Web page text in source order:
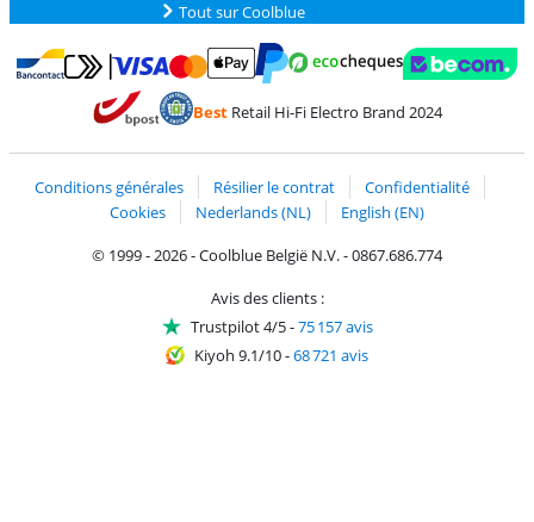
Tout sur Coolblue
Payer avec Bancontact
Payer avec MasterCard et Visa via ClickToPay
BestRetail Hi-Fi Electro Brand 2024
Conditions générales Résilier le contrat
Confidentialité
Cookies
Nederlands (NL)
English (EN)
© 1999 - 2026 - Coolblue België N.V. - 0867.686.774
Avis des clients :
Trustpilot 4/5-75 157 avis
Kiyoh 9.1/10-68 721 avis